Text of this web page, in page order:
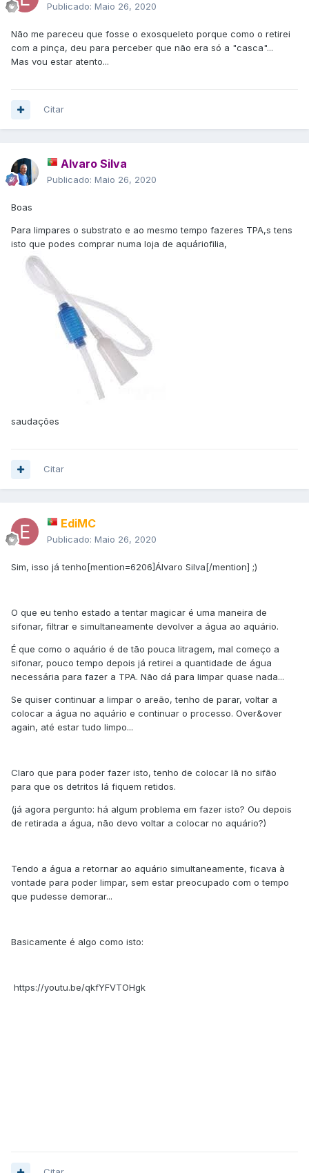
Publicado: Maio 26, 2020
Não me pareceu que fosse o exosqueleto porque como o retirei
com a pinça, deu para perceber que não era só a "casca"...
Mas vou estar atento...
Citar
Alvaro Silva
Publicado: Maio 26, 2020
Boas
Para limpares o substrato e ao mesmo tempo fazeres TPA,s tens
isto que podes comprar numa loja de aquáriofilia,
saudações
Citar
EdiMC
Publicado: Maio 26, 2020
Sim, isso já tenho[mention=6206]Álvaro Silva[/mention] ;)
O que eu tenho estado a tentar magicar é uma maneira de
sifonar, filtrar e simultaneamente devolver a água ao aquário.
É que como o aquário é de tão pouca litragem, mal começo a
sifonar, pouco tempo depois já retirei a quantidade de água
necessária para fazer a TPA. Não dá para limpar quase nada...
Se quiser continuar a limpar o areão, tenho de parar, voltar a
colocar a água no aquário e continuar o processo. Over&over
again, até estar tudo limpo...
Claro que para poder fazer isto, tenho de colocar lã no sifão
para que os detritos lá fiquem retidos.
(já agora pergunto: há algum problema em fazer isto? Ou depois
de retirada a água, não devo voltar a colocar no aquário?)
Tendo a água a retornar ao aquário simultaneamente, ficava à
vontade para poder limpar, sem estar preocupado com o tempo
que pudesse demorar...
Basicamente é algo como isto:
https://youtu.be/qkfYFVTOHgk